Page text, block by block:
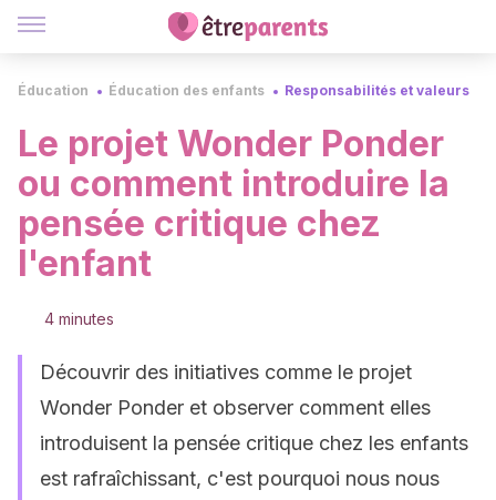
Éducation Éducation des enfants Responsabilités et valeurs
Le projet Wonder Ponder
ou comment introduire la
pensée critique chez
l'enfant
4 minutes
Découvrir des initiatives comme le projet
Wonder Ponder et observer comment elles
introduisent la pensée critique chez les enfants
est rafraîchissant, c'est pourquoi nous nous